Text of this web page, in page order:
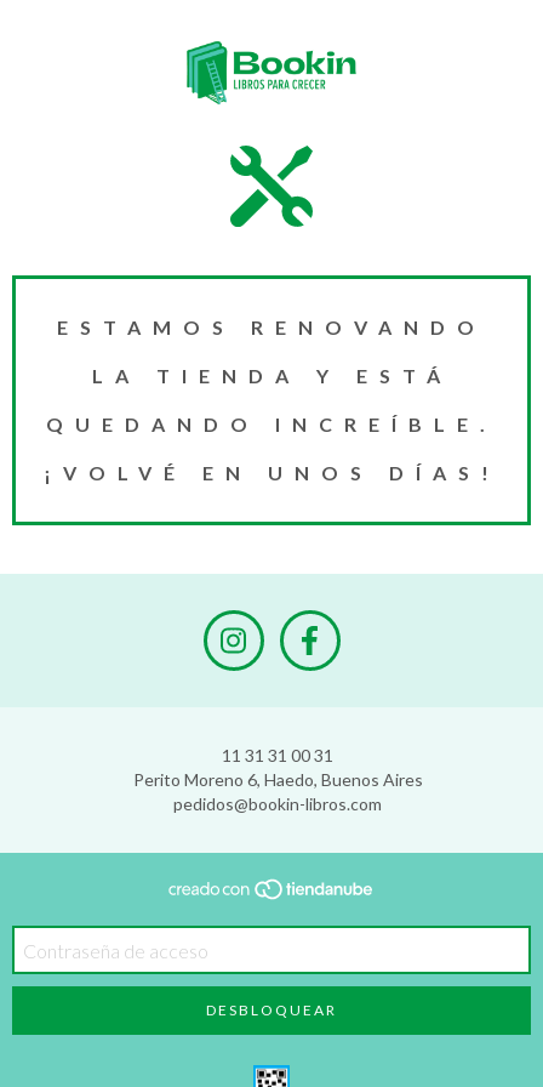
ESTAMOS RENOVANDO
LA TIENDA Y ESTÁ
QUEDANDO INCREÍBLE.
¡VOLVÉ EN UNOS DÍAS!
11 31 31 00 31
Perito Moreno 6, Haedo, Buenos Aires
pedidos@bookin-libros.com